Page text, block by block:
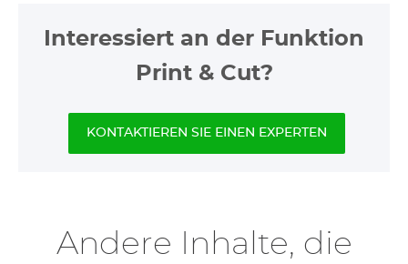
Interessiert an der Funktion
Print & Cut?
KONTAKTIEREN SIE EINEN EXPERTEN
Andere Inhalte, die